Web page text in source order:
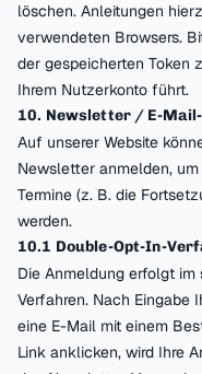
löschen. Anleitungen
verwendeten Browsers.
der gespeicherten Token
Ihrem Nutzerkonto führt.
10. Newsletter / E-
Auf unserer Website
Newsletter anmelden,
Termine (z. B. die
werden.
10.1 Double-Opt-In-
Die Anmeldung erfolgt
Verfahren. Nach Eingabe
eine E-Mail mit einem
Link anklicken, wird Ihre